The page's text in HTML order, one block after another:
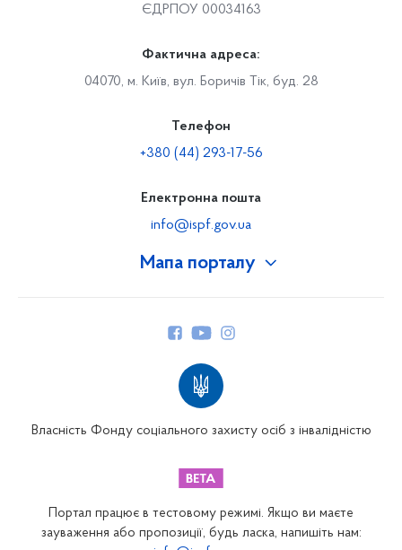
Мапа порталу
Закарпатське відділення
ЄДРПОУ 00034163
Фактична адреса:
04070, м. Київ, вул. Боричів Тік, буд. 28
Телефон
+380 (44) 293-17-56
Електронна пошта
info@ispf.gov.ua
Власність Фонду соціального захисту осіб з інвалідністю
Портал працює в тестовому режимі. Якщо ви маєте
зауваження або пропозиції, будь ласка, напишіть нам: